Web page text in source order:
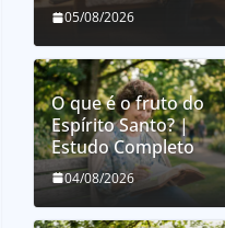
05/08/2026
O que é o fruto do
Espírito Santo? |
Estudo Completo
04/08/2026